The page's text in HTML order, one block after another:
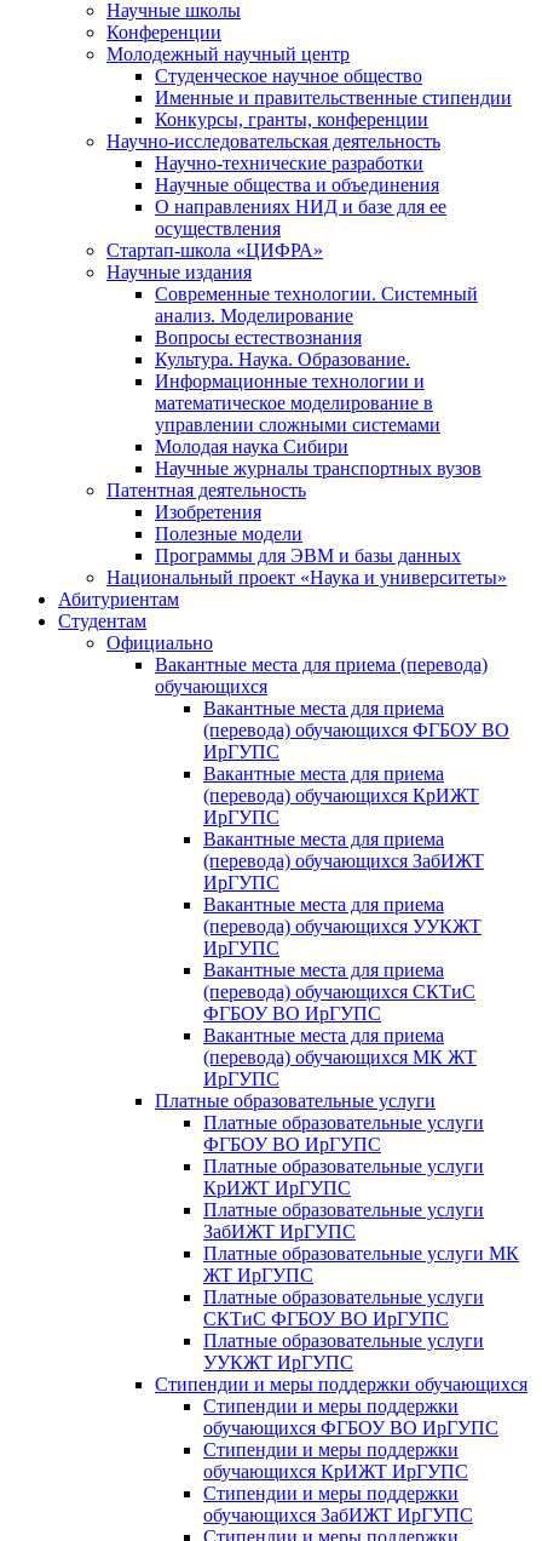
Научные школы
Конференции
Молодежный научный центр
Студенческое научное общество
Именные и правительственные стипендии
Конкурсы, гранты, конференции
Научно-исследовательская деятельность
Научно-технические разработки
Научные общества и объединения
О направлениях НИД и базе для ее
осуществления
Стартап-школа «ЦИФРА»
Научные издания
Современные технологии. Системный
анализ. Моделирование
Вопросы естествознания
Культура. Наука. Образование.
Информационные технологии и
математическое моделирование в
управлении сложными системами
Молодая наука Сибири
Научные журналы транспортных вузов
Патентная деятельность
Изобретения
Полезные модели
Программы для ЭВМ и базы данных
Национальный проект «Наука и университеты»
Абитуриентам
Студентам
Официально
Вакантные места для приема (перевода)
обучающихся
Вакантные места для приема
(перевода) обучающихся ФГБОУ ВО
ИрГУПС
Вакантные места для приема
(перевода) обучающихся КрИЖТ
ИрГУПС
Вакантные места для приема
(перевода) обучающихся ЗабИЖТ
ИрГУПС
Вакантные места для приема
(перевода) обучающихся УУКЖТ
ИрГУПС
Вакантные места для приема
(перевода) обучающихся СКТиС
ФГБОУ ВО ИрГУПС
Вакантные места для приема
(перевода) обучающихся МК ЖТ
ИрГУПС
Платные образовательные услуги
Платные образовательные услуги
ФГБОУ ВО ИрГУПС
Платные образовательные услуги
КрИЖТ ИрГУПС
Платные образовательные услуги
ЗабИЖТ ИрГУПС
Платные образовательные услуги МК
ЖТ ИрГУПС
Платные образовательные услуги
СКТиС ФГБОУ ВО ИрГУПС
Платные образовательные услуги
УУКЖТ ИрГУПС
Стипендии и меры поддержки обучающихся
Стипендии и меры поддержки
обучающихся ФГБОУ ВО ИрГУПС
Стипендии и меры поддержки
обучающихся КрИЖТ ИрГУПС
Стипендии и меры поддержки
обучающихся ЗабИЖТ ИрГУПС
Стипендии и меры поддержки